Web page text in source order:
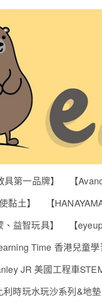
第一品牌】
【
黏土】
【
益智玩具】
【
Time 香港兒童學
JR 美國工程車
利時玩水玩沙系列&地